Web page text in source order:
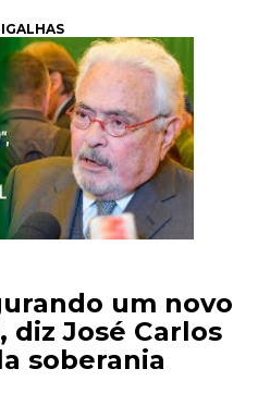
um novo
diz José Carlos
soberania